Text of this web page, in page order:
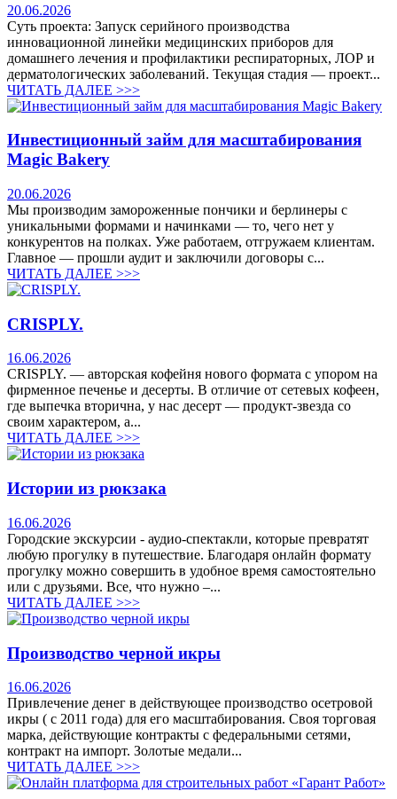
20.06.2026
Суть проекта: Запуск серийного производства
инновационной линейки медицинских приборов для
домашнего лечения и профилактики респираторных, ЛОР и
дерматологических заболеваний. Текущая стадия — проект...
ЧИТАТЬ ДАЛЕЕ >>>
Инвестиционный займ для масштабирования
Magic Bakery
20.06.2026
Мы производим замороженные пончики и берлинеры с
уникальными формами и начинками — то, чего нет у
конкурентов на полках. Уже работаем, отгружаем клиентам.
Главное — прошли аудит и заключили договоры с...
ЧИТАТЬ ДАЛЕЕ >>>
CRISPLY.
16.06.2026
CRISPLY. — авторская кофейня нового формата с упором на
фирменное печенье и десерты. В отличие от сетевых кофеен,
где выпечка вторична, у нас десерт — продукт-звезда со
своим характером, а...
ЧИТАТЬ ДАЛЕЕ >>>
Истории из рюкзака
16.06.2026
Городские экскурсии - аудио-спектакли, которые превратят
любую прогулку в путешествие. Благодаря онлайн формату
прогулку можно совершить в удобное время самостоятельно
или с друзьями. Все, что нужно –...
ЧИТАТЬ ДАЛЕЕ >>>
Производство черной икры
16.06.2026
Привлечение денег в действующее производство осетровой
икры ( с 2011 года) для его масштабирования. Своя торговая
марка, действующие контракты с федеральными сетями,
контракт на импорт. Золотые медали...
ЧИТАТЬ ДАЛЕЕ >>>